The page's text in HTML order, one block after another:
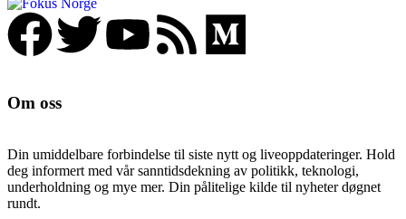
Om oss
Din umiddelbare forbindelse til siste nytt og liveoppdateringer. Hold
deg informert med vår sanntidsdekning av politikk, teknologi,
underholdning og mye mer. Din pålitelige kilde til nyheter døgnet
rundt.